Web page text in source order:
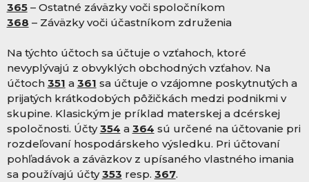
365– Ostatné záväzky voči spoločníkom
368 – Záväzky voči účastníkom združenia
Na týchto účtoch sa účtuje o vzťahoch, ktoré
nevyplývajú z obvyklých obchodných vzťahov. Na
účtoch 351 a 361 sa účtuje o vzájomne poskytnutých a
prijatých krátkodobých pôžičkách medzi podnikmi v
skupine. Klasickým je príklad materskej a dcérskej
spoločnosti. Účty354 a 364 sú určené na účtovanie pri
rozdeľovaní hospodárskeho výsledku. Pri účtovaní
pohľadávok a záväzkov z upísaného vlastného imania
sa používajú účty353 resp. 367.